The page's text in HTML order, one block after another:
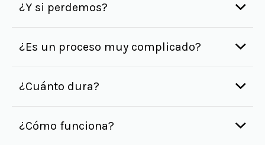
¿Y si perdemos?
¿Es un proceso muy complicado?
¿Cuánto dura?
¿Cómo funciona?